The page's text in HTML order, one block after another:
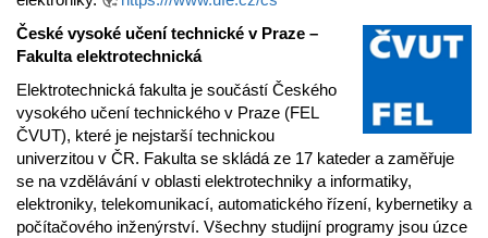
České vysoké učení technické v Praze –
Fakulta elektrotechnická
Elektrotechnická fakulta je součástí Českého
vysokého učení technického v Praze (FEL
ČVUT), které je nejstarší technickou
univerzitou v ČR. Fakulta se skládá ze 17 kateder a zaměřuje
se na vzdělávání v oblasti elektrotechniky a informatiky,
elektroniky, telekomunikací, automatického řízení, kybernetiky a
počítačového inženýrství. Všechny studijní programy jsou úzce